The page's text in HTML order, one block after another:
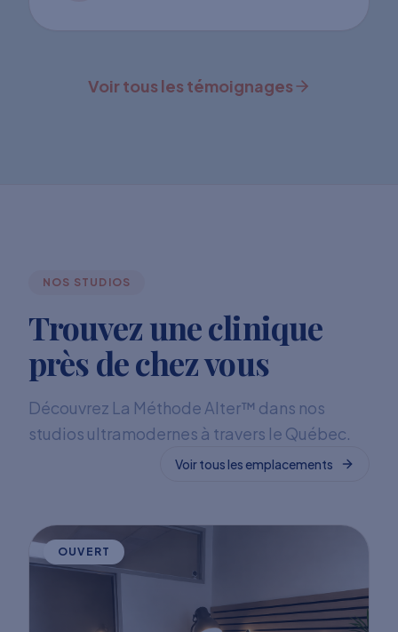
Voir tous les témoignages
NOS STUDIOS
Trouvez une clinique
près de chez vous
Découvrez La Méthode Alter™ dans nos
studios ultramodernes à travers le Québec.
Voir tous les emplacements
OUVERT